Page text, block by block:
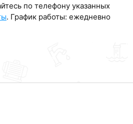
по телефону указанных
. График работы: ежедневно